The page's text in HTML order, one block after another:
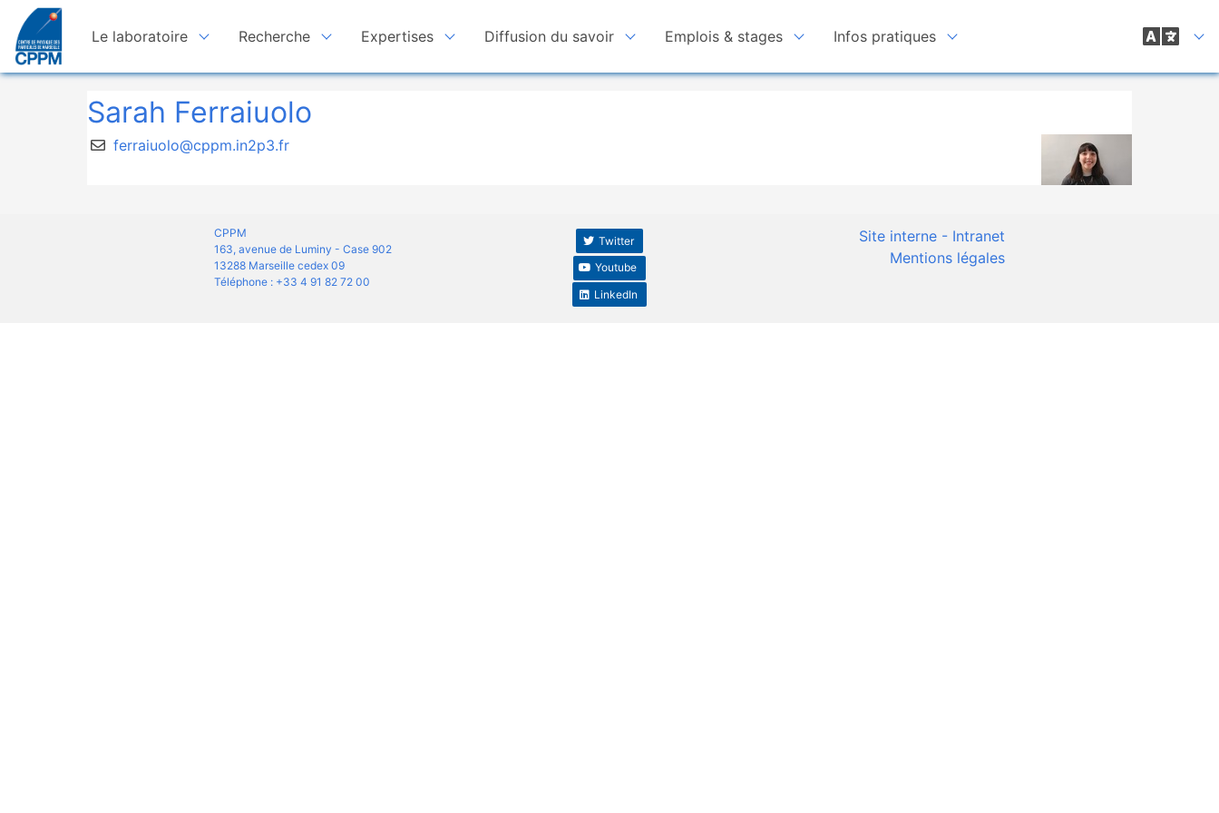
Le laboratoire Recherche Expertises Diffusion du savoir Emplois & stages Infos pratiques
Sarah Ferraiuolo
ferraiuolo@cppm.in2p3.fr
CPPM
163, avenue de Luminy - Case 902
13288 Marseille cedex 09
Téléphone : +33 4 91 82 72 00
Twitter
Youtube
LinkedIn
Site interne - Intranet
Mentions légales